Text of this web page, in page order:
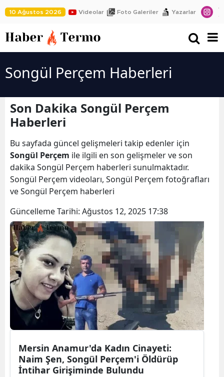
10 Ağustos 2026 Videolar Foto Galeriler Yazarlar
Songül Perçem Haberleri
Son Dakika Songül Perçem
Haberleri
Bu sayfada güncel gelişmeleri takip edenler için
Songül Perçem ile ilgili en son gelişmeler ve son
dakika Songül Perçem haberleri sunulmaktadır.
Songül Perçem videoları, Songül Perçem fotoğrafları
ve Songül Perçem haberleri
Güncelleme Tarihi: Ağustos 12, 2025 17:38
Mersin Anamur'da Kadın Cinayeti:
Naim Şen, Songül Perçem'i Öldürüp
İntihar Girişiminde Bulundu